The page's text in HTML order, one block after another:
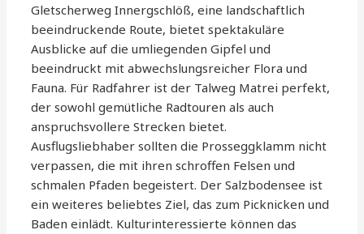
Gletscherweg Innergschlöß, eine landschaftlich
beeindruckende Route, bietet spektakuläre
Ausblicke auf die umliegenden Gipfel und
beeindruckt mit abwechslungsreicher Flora und
Fauna. Für Radfahrer ist der Talweg Matrei perfekt,
der sowohl gemütliche Radtouren als auch
anspruchsvollere Strecken bietet.
Ausflugsliebhaber sollten die Prosseggklamm nicht
verpassen, die mit ihren schroffen Felsen und
schmalen Pfaden begeistert. Der Salzbodensee ist
ein weiteres beliebtes Ziel, das zum Picknicken und
Baden einlädt. Kulturinteressierte können das